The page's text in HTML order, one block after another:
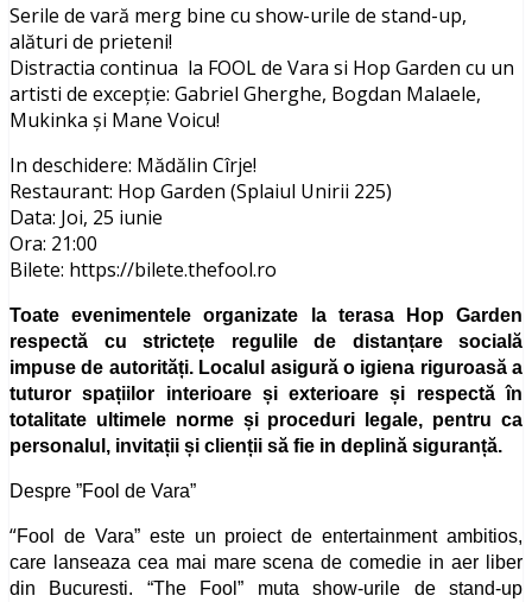
Serile de vară merg bine cu show-urile de stand-up,
alături de prieteni!
Distractia continua la FOOL de Vara si Hop Garden cu un
artisti de excepție: Gabriel Gherghe, Bogdan Malaele,
Mukinka și Mane Voicu!
In deschidere: Mădălin Cîrje!
Restaurant: Hop Garden (Splaiul Unirii 225)
Data: Joi, 25 iunie
Ora: 21:00
Bilete: https://bilete.thefool.ro
Toate evenimentele organizate la terasa Hop Garden
respectă cu strictețe regulile de distanțare socială
impuse de autorități. Localul asigură o igiena riguroasă a
tuturor spațiilor interioare și exterioare și respectă în
totalitate ultimele norme și proceduri legale, pentru ca
personalul, invitații și clienții să fie in deplină siguranță.
Despre ”Fool de Vara”
“Fool de Vara” este un proiect de entertainment ambitios,
care lanseaza cea mai mare scena de comedie in aer liber
din Bucuresti. “The Fool” muta show-urile de stand-up